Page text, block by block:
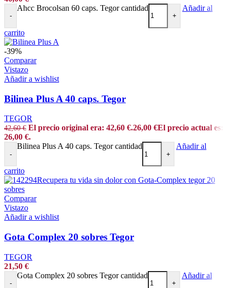
-
Ahcc Brocolsan 60 caps. Tegor cantidad
+
Añadir al
carrito
-39%
Comparar
Vistazo
Añadir a wishlist
Bilinea Plus A 40 caps. Tegor
TEGOR
42,60€ El precio original era: 42,60 €.26,00 €El precio actual es:
26,00 €.
-
Bilinea Plus A 40 caps. Tegor cantidad
+
Añadir al
carrito
Comparar
Vistazo
Añadir a wishlist
Gota Complex 20 sobres Tegor
TEGOR
21,50 €
-
Gota Complex 20 sobres Tegor cantidad
+
Añadir al